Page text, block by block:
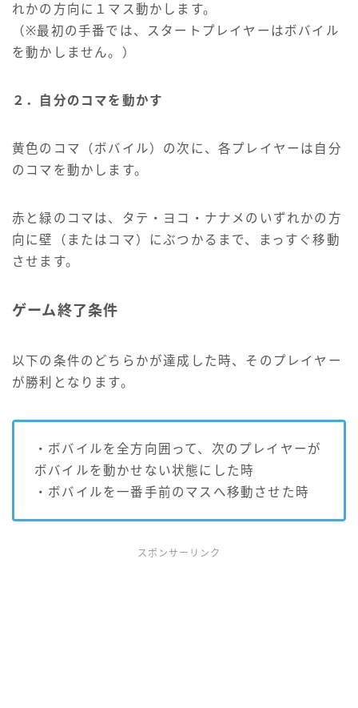
れかの方向に１マス動かします。
（※最初の手番では、スタートプレイヤーはボバイル
を動かしません。）
２．自分のコマを動かす
黄色のコマ（ボバイル）の次に、各プレイヤーは自分
のコマを動かします。
赤と緑のコマは、タテ・ヨコ・ナナメのいずれかの方
向に壁（またはコマ）にぶつかるまで、まっすぐ移動
させます。
ゲーム終了条件
以下の条件のどちらかが達成した時、そのプレイヤー
が勝利となります。
・ボバイルを全方向囲って、次のプレイヤーが
ボバイルを動かせない状態にした時
・ボバイルを一番手前のマスへ移動させた時
スポンサーリンク